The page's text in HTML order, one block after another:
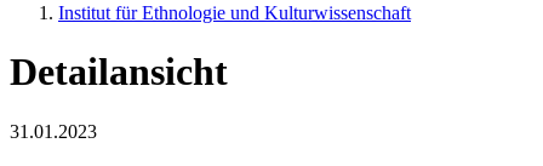
Institut für Ethnologie und Kulturwissenschaft
Detailansicht
31.01.2023